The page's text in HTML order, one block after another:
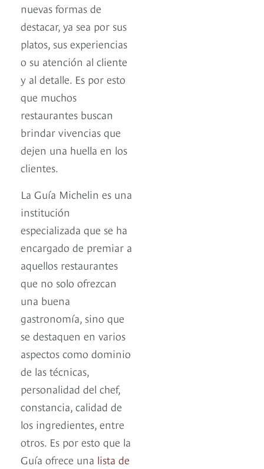
nuevas formas de
destacar, ya sea por sus
platos, sus experiencias
o su atención al cliente
y al detalle. Es por esto
que muchos
restaurantes buscan
brindar vivencias que
dejen una huella en los
clientes.
La Guía Michelin es una
institución
especializada que se ha
encargado de premiar a
aquellos restaurantes
que no solo ofrezcan
una buena
gastronomía, sino que
se destaquen en varios
aspectos como dominio
de las técnicas,
personalidad del chef,
constancia, calidad de
los ingredientes, entre
otros. Es por esto que la
Guía ofrece una lista de